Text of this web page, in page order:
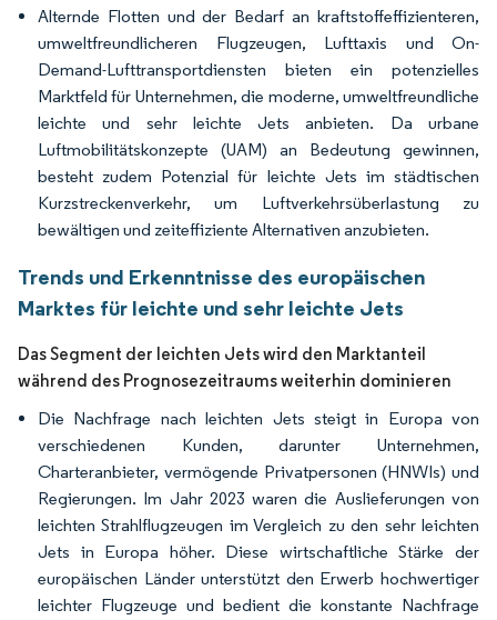
Alternde Flotten und der Bedarf an kraftstoffeffizienteren,
umweltfreundlicheren Flugzeugen, Lufttaxis und On-
Demand-Lufttransportdiensten bieten ein potenzielles
Marktfeld für Unternehmen, die moderne, umweltfreundliche
leichte und sehr leichte Jets anbieten. Da urbane
Luftmobilitätskonzepte (UAM) an Bedeutung gewinnen,
besteht zudem Potenzial für leichte Jets im städtischen
Kurzstreckenverkehr, um Luftverkehrsüberlastung zu
bewältigen und zeiteffiziente Alternativen anzubieten.
Trends und Erkenntnisse des europäischen
Marktes für leichte und sehr leichte Jets
Das Segment der leichten Jets wird den Marktanteil
während des Prognosezeitraums weiterhin dominieren
Die Nachfrage nach leichten Jets steigt in Europa von
verschiedenen Kunden, darunter Unternehmen,
Charteranbieter, vermögende Privatpersonen (HNWIs) und
Regierungen. Im Jahr 2023 waren die Auslieferungen von
leichten Strahlflugzeugen im Vergleich zu den sehr leichten
Jets in Europa höher. Diese wirtschaftliche Stärke der
europäischen Länder unterstützt den Erwerb hochwertiger
leichter Flugzeuge und bedient die konstante Nachfrage